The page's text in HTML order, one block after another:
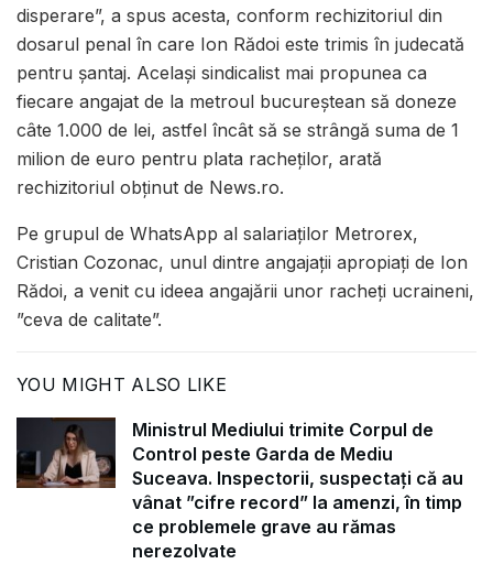
disperare”, a spus acesta, conform rechizitoriul din
dosarul penal în care Ion Rădoi este trimis în judecată
pentru şantaj. Acelaşi sindicalist mai propunea ca
fiecare angajat de la metroul bucureştean să doneze
câte 1.000 de lei, astfel încât să se strângă suma de 1
milion de euro pentru plata racheţilor, arată
rechizitoriul obţinut de News.ro.
Pe grupul de WhatsApp al salariaţilor Metrorex,
Cristian Cozonac, unul dintre angajaţii apropiaţi de Ion
Rădoi, a venit cu ideea angajării unor racheţi ucraineni,
”ceva de calitate”.
YOU MIGHT ALSO LIKE
Ministrul Mediului trimite Corpul de
Control peste Garda de Mediu
Suceava. Inspectorii, suspectați că au
vânat ”cifre record” la amenzi, în timp
ce problemele grave au rămas
nerezolvate